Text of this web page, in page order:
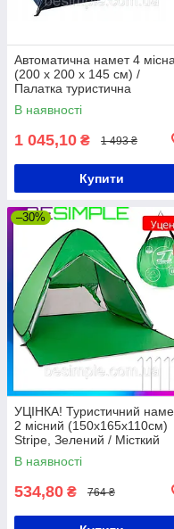
Автоматична намет 4 місна
(200 х 200 х 145 см) /
Палатка туристична
Камуфляж
В наявності
1 045,10 ₴ 1 493 ₴
Купити
–30%
УЦІНКА! Туристичний
2 місний (150х165х110см)
Stripe, Зелений / Місткий
намет-тент для кемпінгу
В наявності
534,80 ₴ 764 ₴